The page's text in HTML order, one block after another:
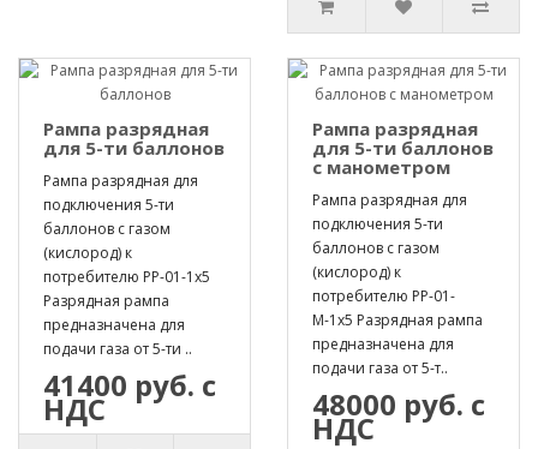
Рампа разрядная
для 5-ти баллонов
Рампа разрядная для
подключения 5-ти
баллонов с газом
(кислород) к
потребителю РР-01-1х5
Разрядная рампа
предназначена для
подачи газа от 5-ти ..
41400 руб. с
НДС
Рампа разрядная
для 5-ти баллонов
с манометром
Рампа разрядная для
подключения 5-ти
баллонов с газом
(кислород) к
потребителю РР-01-
М-1х5 Разрядная рампа
предназначена для
подачи газа от 5-т..
48000 руб. с
НДС